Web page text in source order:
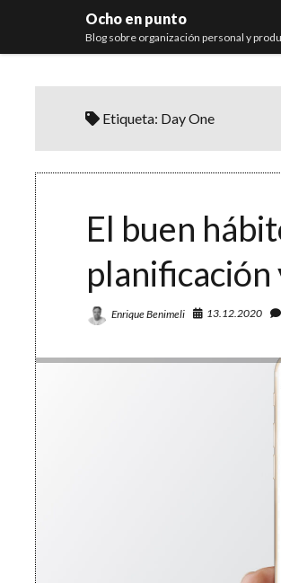
Ocho en punto
Blog sobre organización personal y
Etiqueta: Day One
El buen
planificación
Enrique Benimeli 13.12.2020